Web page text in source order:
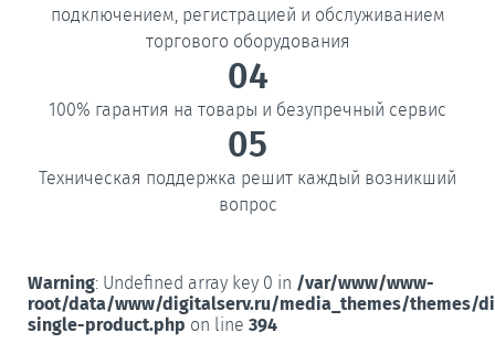
подключением, регистрацией и обслуживанием
торгового оборудования
04
100% гарантия на товары и безупречный сервис
05
Техническая поддержка решит каждый возникший
вопрос
Warning: Undefined array key 0 in /var/www/www-
root/data/www/digitalserv.ru/media_themes/themes/
single-product.php on line 394